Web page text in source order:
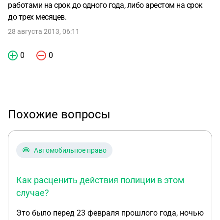
работами на срок до одного года, либо арестом на срок
до трех месяцев.
28 августа 2013, 06:11
0 0
Похожие вопросы
Автомобильное право
Как расценить действия полиции в этом
случае?
Это было перед 23 февраля прошлого года, ночью